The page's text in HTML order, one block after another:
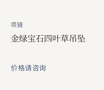
项链
金绿宝石四叶草吊坠
价格请咨询